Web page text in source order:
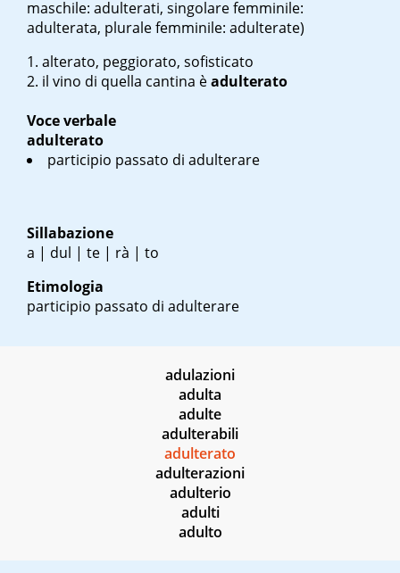
maschile: adulterati, singolare femminile:
adulterata, plurale femminile: adulterate)
alterato, peggiorato, sofisticato
il vino di quella cantina èadulterato
Voce verbale
adulterato
participio passato di adulterare
Sillabazione
a | dul | te | rà | to
Etimologia
participio passato di adulterare
adulazioni
adulta
adulte
adulterabili
adulterato
adulterazioni
adulterio
adulti
adulto